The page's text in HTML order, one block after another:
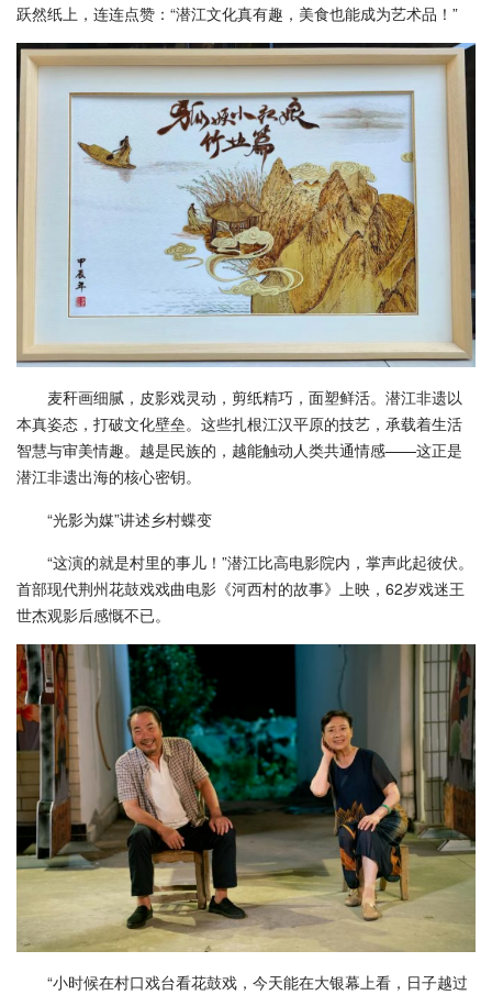
跃然纸上，连连点赞：“潜江文化真有趣，美食也能成为艺术品！”
麦秆画细腻，皮影戏灵动，剪纸精巧，面塑鲜活。潜江非遗以
本真姿态，打破文化壁垒。这些扎根江汉平原的技艺，承载着生活
智慧与审美情趣。越是民族的，越能触动人类共通情感——这正是
潜江非遗出海的核心密钥。
“光影为媒”讲述乡村蝶变
“这演的就是村里的事儿！”潜江比高电影院内，掌声此起彼伏。
首部现代荆州花鼓戏戏曲电影《河西村的故事》上映，62岁戏迷王
世杰观影后感慨不已。
“小时候在村口戏台看花鼓戏，今天能在大银幕上看，日子越过